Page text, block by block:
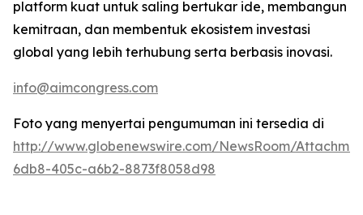
platform kuat untuk saling bertukar ide, membangun
kemitraan, dan membentuk ekosistem investasi
global yang lebih terhubung serta berbasis inovasi.
info@aimcongress.com
Foto yang menyertai pengumuman ini tersedia di
http://www.globenewswire.com/NewsRoom/
6db8-405c-a6b2-8873f8058d98